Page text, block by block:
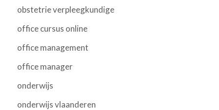
obstetrie verpleegkundige
office cursus online
office management
office manager
onderwijs
onderwijs vlaanderen